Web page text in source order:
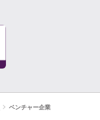
ベンチャー企業